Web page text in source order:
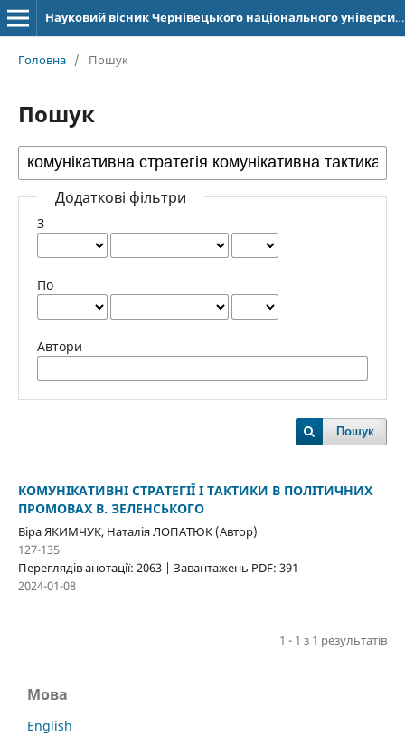
Науковий вісник Чернівецького національного університету імені Юрія Федьковича. Серія: Германська філологія
Головна / Пошук
Пошук
Додаткові фільтри
З
По
Автори
Пошук
КОМУНІКАТИВНІ СТРАТЕГІЇ І ТАКТИКИ В ПОЛІТИЧНИХ
ПРОМОВАХ В. ЗЕЛЕНСЬКОГО
Віра ЯКИМЧУК, Наталія ЛОПАТЮК (Автор)
127-135
Переглядів анотації: 2063 | Завантажень PDF: 391
2024-01-08
1 - 1 з 1 результатів
Мова
English